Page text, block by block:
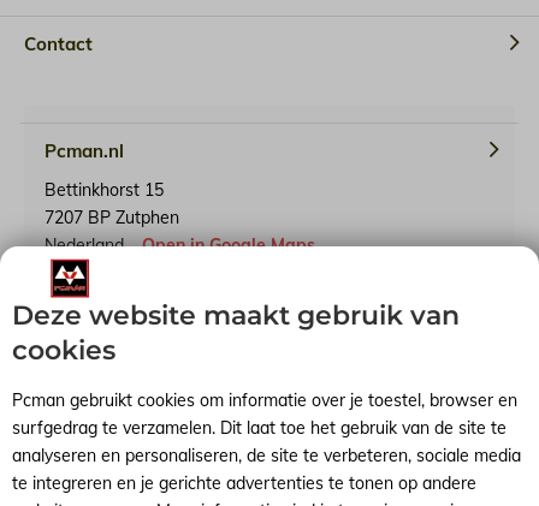
Contact
Pcman.nl
Bettinkhorst 15
7207 BP Zutphen
Nederland
Open in Google Maps
KvK-nummer: 65241614
BTW-identificatienummer: NL001791739B90
Algemene voorwaarden RSS-feed Sitemap
Deze website maakt gebruik van
cookies
Pcman gebruikt cookies om informatie over je toestel, browser en
surfgedrag te verzamelen. Dit laat toe het gebruik van de site te
analyseren en personaliseren, de site te verbeteren, sociale media
te integreren en je gerichte advertenties te tonen op andere